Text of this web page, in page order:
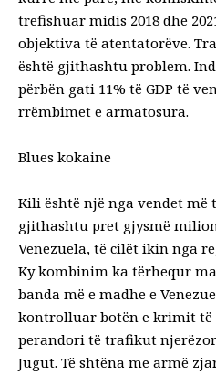
trefishuar midis 2018 dhe
objektiva të atentatorëve.
është gjithashtu problem.
përbën gati 11% të GDP të
rrëmbimet e armatosura.
Blues kokaine
Kili është një nga vendet
gjithashtu pret gjysmë
Venezuela, të cilët ikin nga
Ky kombinim ka tërhequr
banda më e madhe e
kontrolluar botën e krimit
perandori të trafikut
Jugut. Të shtëna me armë